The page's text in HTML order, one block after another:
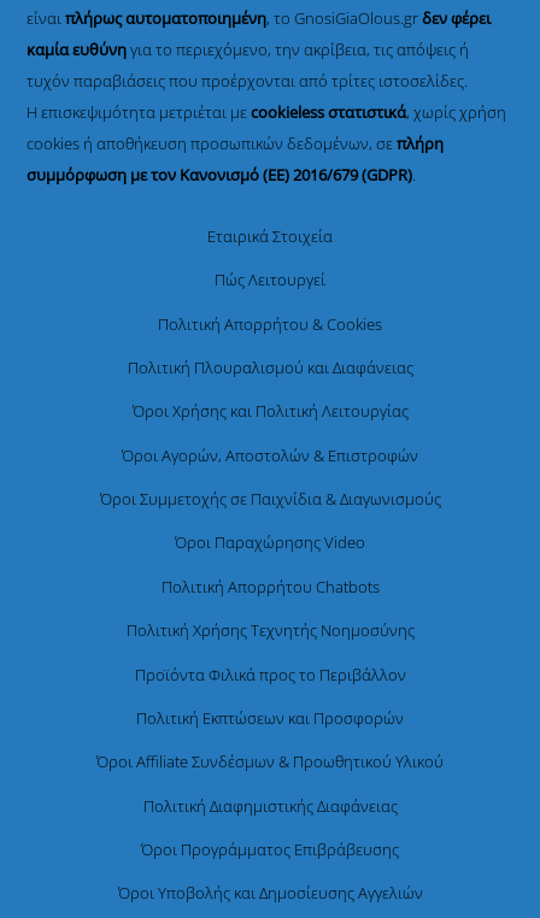
είναιπλήρως αυτοματοποιημένη, το GnosiGiaOlous.grδεν φέρει
καμία ευθύνηγια το περιεχόμενο, την ακρίβεια, τις απόψεις ή
τυχόν παραβιάσεις που προέρχονται από τρίτες ιστοσελίδες.
Η επισκεψιμότητα μετριέται μεcookieless στατιστικά, χωρίς χρήση
cookies ή αποθήκευση προσωπικών δεδομένων, σεπλήρη
συμμόρφωση με τον Κανονισμό (ΕΕ) 2016/679 (GDPR).
Εταιρικά Στοιχεία
Πώς Λειτουργεί
Πολιτική Απορρήτου & Cookies
Πολιτική Πλουραλισμού και Διαφάνειας
Όροι Χρήσης και Πολιτική Λειτουργίας
Όροι Αγορών, Αποστολών & Επιστροφών
Όροι Συμμετοχής σε Παιχνίδια & Διαγωνισμούς
Όροι Παραχώρησης Video
Πολιτική Απορρήτου Chatbots
Πολιτική Χρήσης Τεχνητής Νοημοσύνης
Προϊόντα Φιλικά προς το Περιβάλλον
Πολιτική Εκπτώσεων και Προσφορών
Όροι Affiliate Συνδέσμων & Προωθητικού Υλικού
Πολιτική Διαφημιστικής Διαφάνειας
Όροι Προγράμματος Επιβράβευσης
Όροι Υποβολής και Δημοσίευσης Αγγελιών